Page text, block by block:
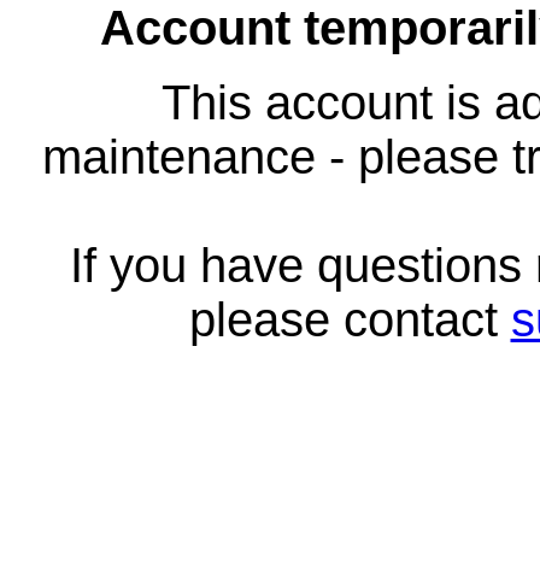
Account
This account is
maintenance - please
If you have
please contact